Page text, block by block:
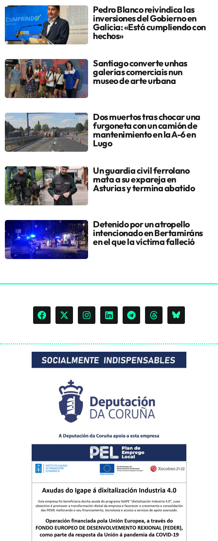
Pedro Blanco reivindica las
inversiones del Gobierno en
Galicia: «Está cumpliendo con
hechos»
Santiago converte unhas
galerías comerciais nun
museo de arte urbana
Dos muertos tras chocar una
furgoneta con un camión de
mantenimiento en la A-6 en
Lugo
Un guardia civil ferrolano
mata a su expareja en
Asturias y termina abatido
Detenido por un atropello
intencionado en Bertamiráns
en el que la víctima falleció